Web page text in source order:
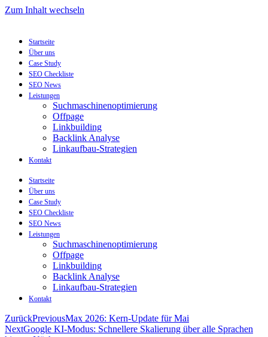
Zum Inhalt wechseln
Startseite
Über uns
Case Study
SEO Checkliste
SEO News
Leistungen
Suchmaschinenoptimierung
Offpage
Linkbuilding
Backlink Analyse
Linkaufbau-Strategien
Kontakt
Startseite
Über uns
Case Study
SEO Checkliste
SEO News
Leistungen
Suchmaschinenoptimierung
Offpage
Linkbuilding
Backlink Analyse
Linkaufbau-Strategien
Kontakt
ZurückPreviousMax 2026: Kern-Update für Mai
NextGoogle KI-Modus: Schnellere Skalierung über alle Sprachen